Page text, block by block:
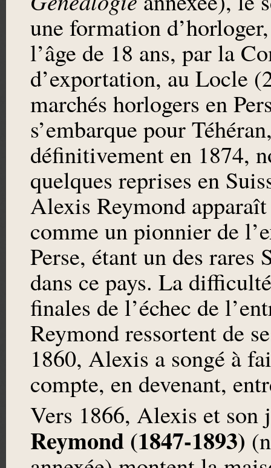
une formation
l’âge de 18 ans, par la
d’exportation, au Locle
marchés horlogers en
s’embarque pour
définitivement en 1874,
quelques reprises en
Alexis Reymond
comme un pionnier de
Perse, étant un des rares
dans ce pays. La
finales de l’échec de
Reymond ressortent de
1860, Alexis a songé à
compte, en devenant,
Vers 1866, Alexis et son
Reymond (1847-1893)